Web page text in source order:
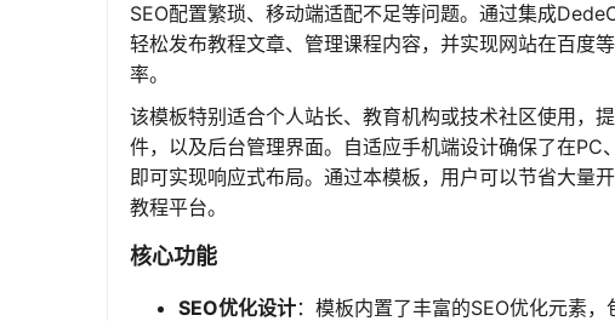
SEO配置繁琐、移动端适配不足等问题。通过集成
轻松发布教程文章、管理课程内容，并实现网站在百度
率。
该模板特别适合个人站长、教育机构或技术社区使用，
件，以及后台管理界面。自适应手机端设计确保了在
即可实现响应式布局。通过本模板，用户可以节省大量
教程平台。
核心功能
SEO优化设计：模板内置了丰富的SEO优化元素